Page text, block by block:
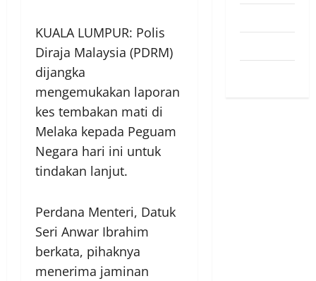
KUALA LUMPUR: Polis
Diraja Malaysia (PDRM)
dijangka
mengemukakan laporan
kes tembakan mati di
Melaka kepada Peguam
Negara hari ini untuk
tindakan lanjut.
Perdana Menteri, Datuk
Seri Anwar Ibrahim
berkata, pihaknya
menerima jaminan